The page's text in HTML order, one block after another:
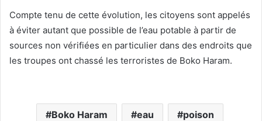
Compte tenu de cette évolution, les citoyens sont appelés
à éviter autant que possible de l’eau potable à partir de
sources non vérifiées en particulier dans des endroits que
les troupes ont chassé les terroristes de Boko Haram.
Boko Haram eau poison